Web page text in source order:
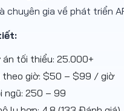
chuyên gia về phát triển
án tối thiểu: 25.000+
theo giờ: $50 – $99 / giờ
ngũ: 250 – 99